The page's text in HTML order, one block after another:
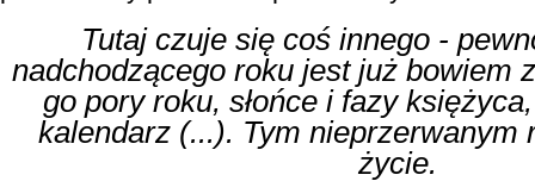
Tutaj czuje się coś innego -
nadchodzącego roku jest już bowiem
go pory roku, słońce i fazy
kalendarz (...). Tym nieprzerwanym
życie.